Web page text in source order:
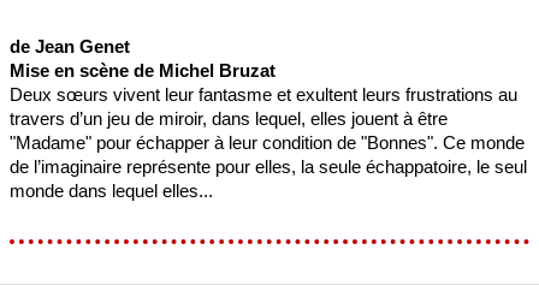
de Jean Genet
Mise en scène de Michel Bruzat
Deux sœurs vivent leur fantasme et exultent leurs frustrations au
travers d’un jeu de miroir, dans lequel, elles jouent à être
"Madame" pour échapper à leur condition de "Bonnes". Ce monde
de l’imaginaire représente pour elles, la seule échappatoire, le seul
monde dans lequel elles...